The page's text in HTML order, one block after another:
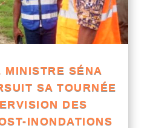
MINISTRE SÉNA
SA TOURNÉE
DES
INONDATIONS